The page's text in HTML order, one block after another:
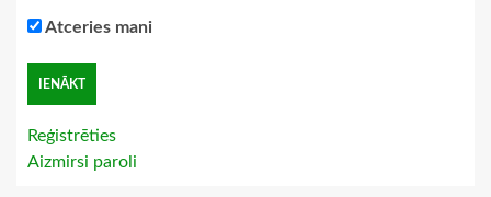
Atceries mani
Reģistrēties
Aizmirsi paroli